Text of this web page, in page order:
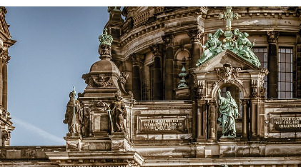
て見聞を広め、原子・統計を始めた
フォン・ノイマン
愛情」のモデル‗ノイマン型PC開発】【 医学の